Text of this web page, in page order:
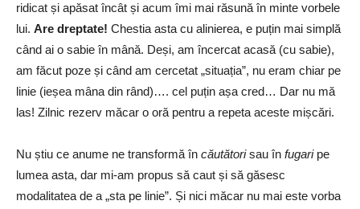
ridicat și apăsat încât și acum îmi mai răsună în minte vorbele
lui. Are dreptate! Chestia asta cu alinierea, e puțin mai simplă
când ai o sabie în mână. Deși, am încercat acasă (cu sabie),
am făcut poze și când am cercetat „situația”, nu eram chiar pe
linie (ieșea mâna din rând)…. cel puțin așa cred… Dar nu mă
las! Zilnic rezerv măcar o oră pentru a repeta aceste mișcări.
Nu știu ce anume ne transformă în căutătorisau în fugaripe
lumea asta, dar mi-am propus să caut și să găsesc
modalitatea de a „sta pe linie”. Și nici măcar nu mai este vorba